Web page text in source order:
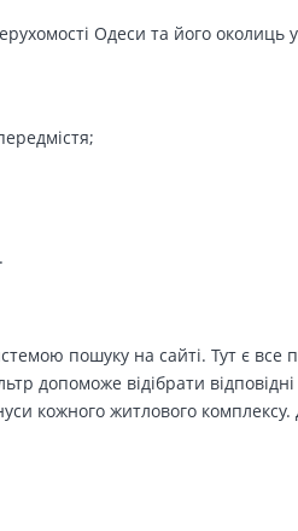
Одеси та його околиць
пошуку на сайті. Тут є все
допоможе відібрати
кожного житлового комплексу.